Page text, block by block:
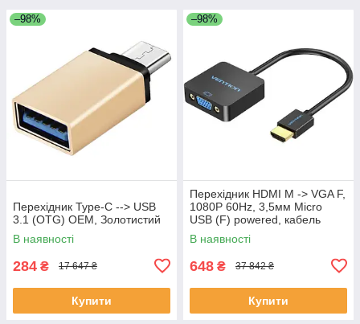
–98%
Перехідник Type-C --> USB
3.1 (OTG) OEM, Золотистий
В наявності
284 ₴ 17 647 ₴
Купити
–98%
Перехідник HDMI M -> VGA F,
1080P 60Hz, 3,5мм Micro
USB (F) powered, кабель
0,15м Vention чорний
В наявності
648 ₴ 37 842 ₴
Купити